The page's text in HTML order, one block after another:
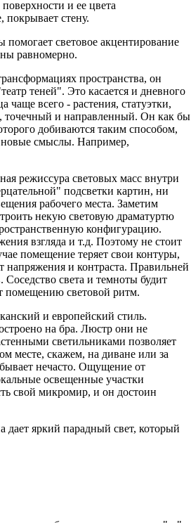
и ее цвета
покрывает стену.
световое акцентирование
равномерно.
пространства, он
теней". Это касается и дневного
чаще всего - растения, статуэтки,
точечный и направленный. Он как бы
добиваются таким способом,
новые смыслы. Например,
режиссура световых масс внутри
подсветки картин, ни
рабочего места. Заметим
некую световую драматуртю
конфигурацию.
взгляда и т.д. Поэтому не стоит
помещение теряет свои контуры,
напряжения и контраста. Правильней
Соседство света и темноты будит
помещению световой ритм.
и европейский стиль.
на бра. Люстр они не
светильниками позволяет
месте, скажем, на диване или за
нечасто. Ощущение от
освещенные участки
свой микромир, и он достоин
дает яркий парадный свет, который